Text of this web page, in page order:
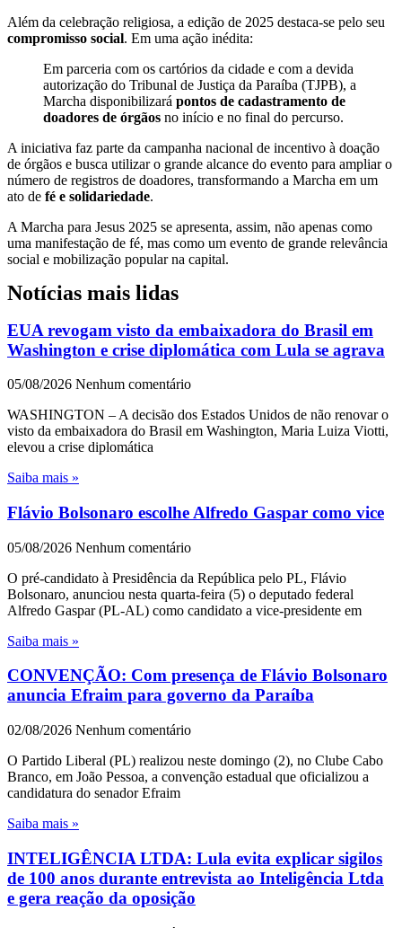
Além da celebração religiosa, a edição de 2025 destaca-se pelo seu
compromisso social. Em uma ação inédita:
Em parceria com os cartórios da cidade e com a devida
autorização do Tribunal de Justiça da Paraíba (TJPB), a
Marcha disponibilizará pontos de cadastramento de
doadores de órgãos no início e no final do percurso.
A iniciativa faz parte da campanha nacional de incentivo à doação
de órgãos e busca utilizar o grande alcance do evento para ampliar o
número de registros de doadores, transformando a Marcha em um
ato de fé e solidariedade.
A Marcha para Jesus 2025 se apresenta, assim, não apenas como
uma manifestação de fé, mas como um evento de grande relevância
social e mobilização popular na capital.
Notícias mais lidas
EUA revogam visto da embaixadora do Brasil em
Washington e crise diplomática com Lula se agrava
05/08/2026 Nenhum comentário
WASHINGTON – A decisão dos Estados Unidos de não renovar o
visto da embaixadora do Brasil em Washington, Maria Luiza Viotti,
elevou a crise diplomática
Saiba mais »
Flávio Bolsonaro escolhe Alfredo Gaspar como vice
05/08/2026 Nenhum comentário
O pré-candidato à Presidência da República pelo PL, Flávio
Bolsonaro, anunciou nesta quarta-feira (5) o deputado federal
Alfredo Gaspar (PL-AL) como candidato a vice-presidente em
Saiba mais »
CONVENÇÃO: Com presença de Flávio Bolsonaro
anuncia Efraim para governo da Paraíba
02/08/2026 Nenhum comentário
O Partido Liberal (PL) realizou neste domingo (2), no Clube Cabo
Branco, em João Pessoa, a convenção estadual que oficializou a
candidatura do senador Efraim
Saiba mais »
INTELIGÊNCIA LTDA: Lula evita explicar sigilos
de 100 anos durante entrevista ao Inteligência Ltda
e gera reação da oposição